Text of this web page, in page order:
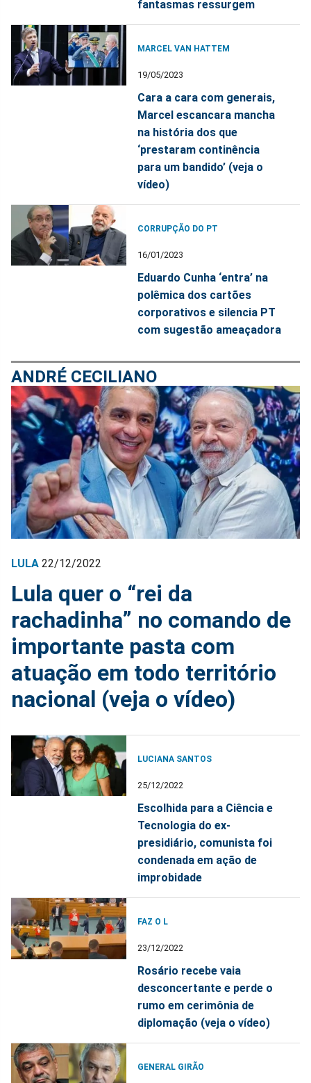
fantasmas ressurgem
MARCEL VAN HATTEM
19/05/2023
Cara a cara com generais,
Marcel escancara mancha
na história dos que
‘prestaram continência
para um bandido’ (veja o
vídeo)
CORRUPÇÃO DO PT
16/01/2023
Eduardo Cunha ‘entra’ na
polêmica dos cartões
corporativos e silencia PT
com sugestão ameaçadora
ANDRÉ CECILIANO
LULA 22/12/2022
Lula quer o “rei da
rachadinha” no comando de
importante pasta com
atuação em todo território
nacional (veja o vídeo)
LUCIANA SANTOS
25/12/2022
Escolhida para a Ciência e
Tecnologia do ex-
presidiário, comunista foi
condenada em ação de
improbidade
FAZ O L
23/12/2022
Rosário recebe vaia
desconcertante e perde o
rumo em cerimônia de
diplomação (veja o vídeo)
GENERAL GIRÃO